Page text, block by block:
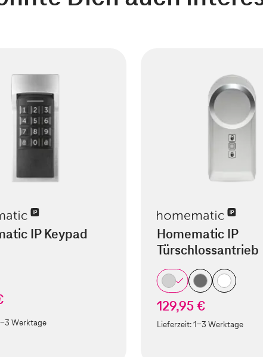
IP Keypad
3 Werktage
Homematic IP
Türschlossantrieb
129,95 €
Lieferzeit:1-3 Werktage